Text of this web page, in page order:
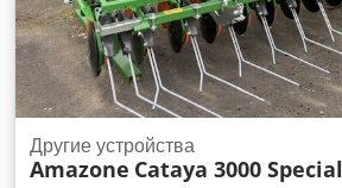
Другие устройства
Amazone Cataya 3000 Special